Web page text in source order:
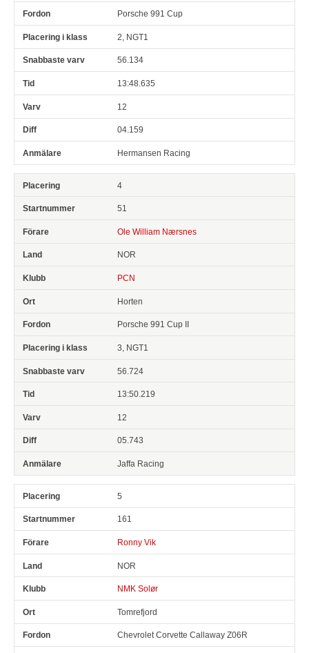
Porsche 991 Cup
2, NGT1
56.134
13:48.635
12
04.159
Hermansen Racing
4
51
Ole William Nærsnes
NOR
PCN
Horten
Porsche 991 Cup II
3, NGT1
56.724
13:50.219
12
05.743
Jaffa Racing
5
161
Ronny Vik
NOR
NMK Solør
Tomrefjord
Chevrolet Corvette Callaway Z06R